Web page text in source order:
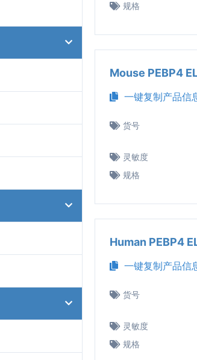
规格
Mouse PEBP4
一键复制产品信
货号
灵敏度
规格
Human PEBP4
一键复制产品信
货号
灵敏度
规格